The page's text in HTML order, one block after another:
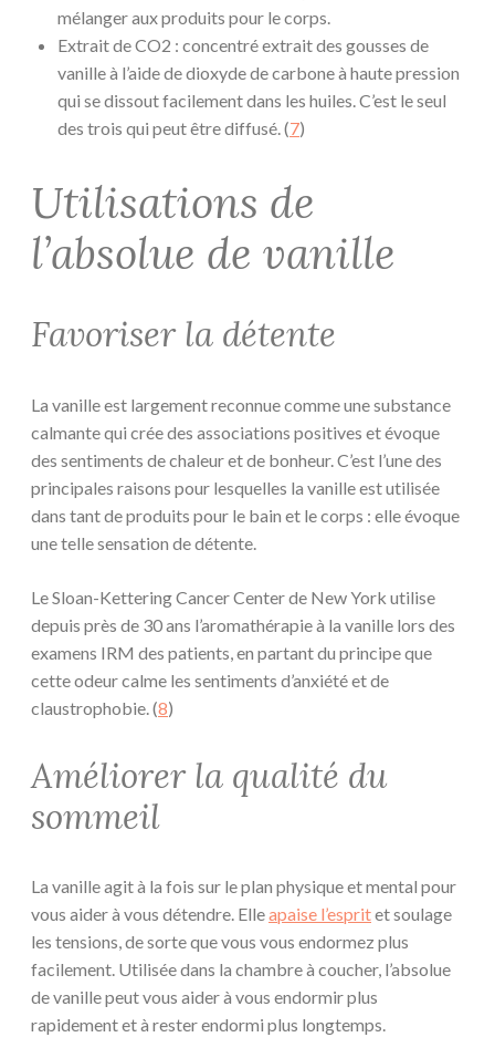
mélanger aux produits pour le corps.
Extrait de CO2 : concentré extrait des gousses de
vanille à l’aide de dioxyde de carbone à haute pression
qui se dissout facilement dans les huiles. C’est le seul
des trois qui peut être diffusé. (7)
Utilisations de
l’absolue de vanille
Favoriser la détente
La vanille est largement reconnue comme une substance
calmante qui crée des associations positives et évoque
des sentiments de chaleur et de bonheur. C’est l’une des
principales raisons pour lesquelles la vanille est utilisée
dans tant de produits pour le bain et le corps : elle évoque
une telle sensation de détente.
Le Sloan-Kettering Cancer Center de New York utilise
depuis près de 30 ans l’aromathérapie à la vanille lors des
examens IRM des patients, en partant du principe que
cette odeur calme les sentiments d’anxiété et de
claustrophobie. (8)
Améliorer la qualité du
sommeil
La vanille agit à la fois sur le plan physique et mental pour
vous aider à vous détendre. Elleapaise l’espritet soulage
les tensions, de sorte que vous vous endormez plus
facilement. Utilisée dans la chambre à coucher, l’absolue
de vanille peut vous aider à vous endormir plus
rapidement et à rester endormi plus longtemps.